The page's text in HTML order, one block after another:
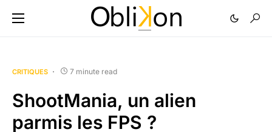
CRITIQUES 7 minute read
ShootMania, un alien
parmis les FPS ?